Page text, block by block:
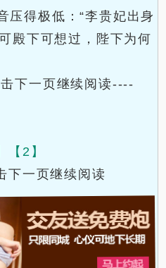
压得极低：“李贵妃出身
殿下可想过，陛下为何
下一页继续阅读----
【2】
下一页继续阅读